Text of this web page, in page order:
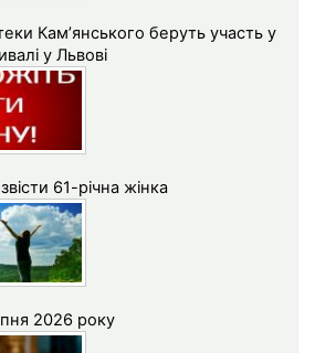
Кам’янського беруть участь у
у Львові
61-річна жінка
2026 року